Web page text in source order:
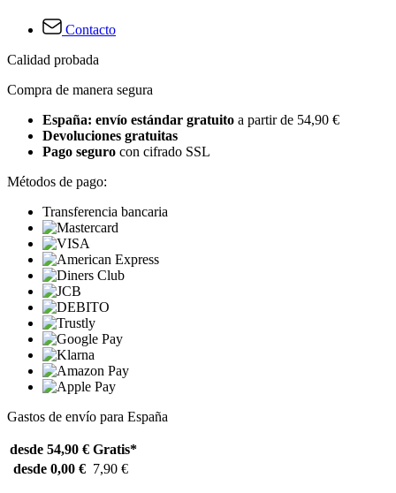
Contacto
Calidad probada
Compra de manera segura
España: envío estándar gratuito a partir de 54,90 €
Devoluciones gratuitas
Pago seguro con cifrado SSL
Métodos de pago:
Transferencia bancaria
Gastos de envío para España
desde 54,90 € Gratis*
desde 0,00 € 7,90 €